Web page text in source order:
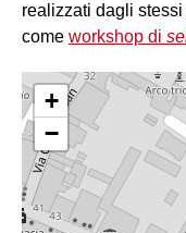
realizzati dagli
come workshop di
+
−